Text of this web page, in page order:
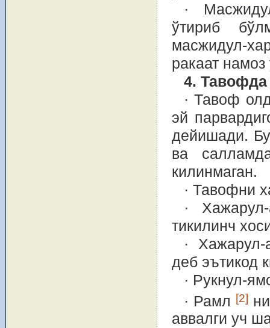
·
ўтириб
масжидул-
ракаат намоз
4. Тавофда
· Тавоф
эй
дейишади.
ва
килинмаган.
· Тавофни
·
тикилинч
·
деб эътикод
· Рукнул-
· Рамл [2]
аввалги уч